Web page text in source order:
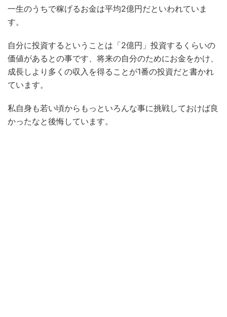
一生のうちで稼げるお金は平均2億円だといわれていま
す。
自分に投資するということは「2億円」投資するくらいの
価値があるとの事です、将来の自分のためにお金をかけ、
成長しより多くの収入を得ることが1番の投資だと書かれ
ています。
私自身も若い頃からもっといろんな事に挑戦しておけば良
かったなと後悔しています。